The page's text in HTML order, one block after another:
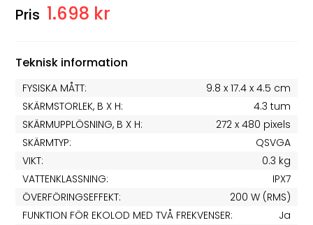
1.698 kr
Teknisk information
FYSISKA MÅTT:
9.8 x 17.4 x 4.5 cm
SKÄRMSTORLEK, B X H:
4.3 tum
SKÄRMUPPLÖSNING, B X H:
272 x 480 pixels
SKÄRMTYP:
QSVGA
VIKT:
0.3 kg
VATTENKLASSNING:
IPX7
ÖVERFÖRINGSEFFEKT:
200 W (RMS)
FUNKTION FÖR EKOLOD MED TVÅ FREKVENSER:
Ja